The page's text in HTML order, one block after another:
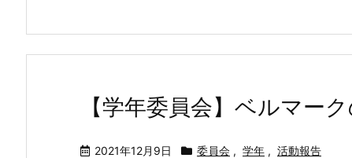
【学年委員会】ベルマー
2021年12月9日 委員会 , 学年 , 活動報告